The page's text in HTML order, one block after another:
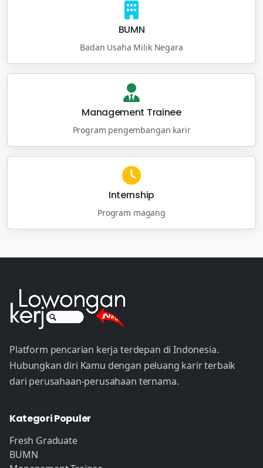
BUMN
Badan Usaha Milik Negara
Management Trainee
Program pengembangan karir
Internship
Program magang
Platform pencarian kerja terdepan di Indonesia.
Hubungkan diri Kamu dengan peluang karir terbaik
dari perusahaan-perusahaan ternama.
Kategori Populer
Fresh Graduate
BUMN